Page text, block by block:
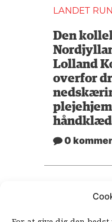
LANDET
Den
Lolland
overfor
0